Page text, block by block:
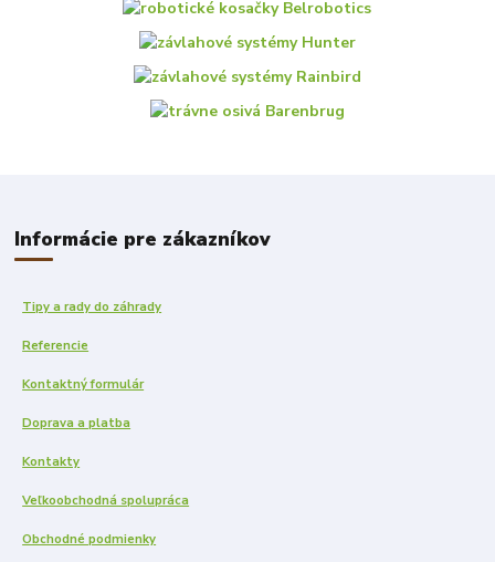
Informácie pre zákazníkov
Tipy a rady do záhrady
Referencie
Kontaktný formulár
Doprava a platba
Kontakty
Veľkoobchodná spolupráca
Obchodné podmienky